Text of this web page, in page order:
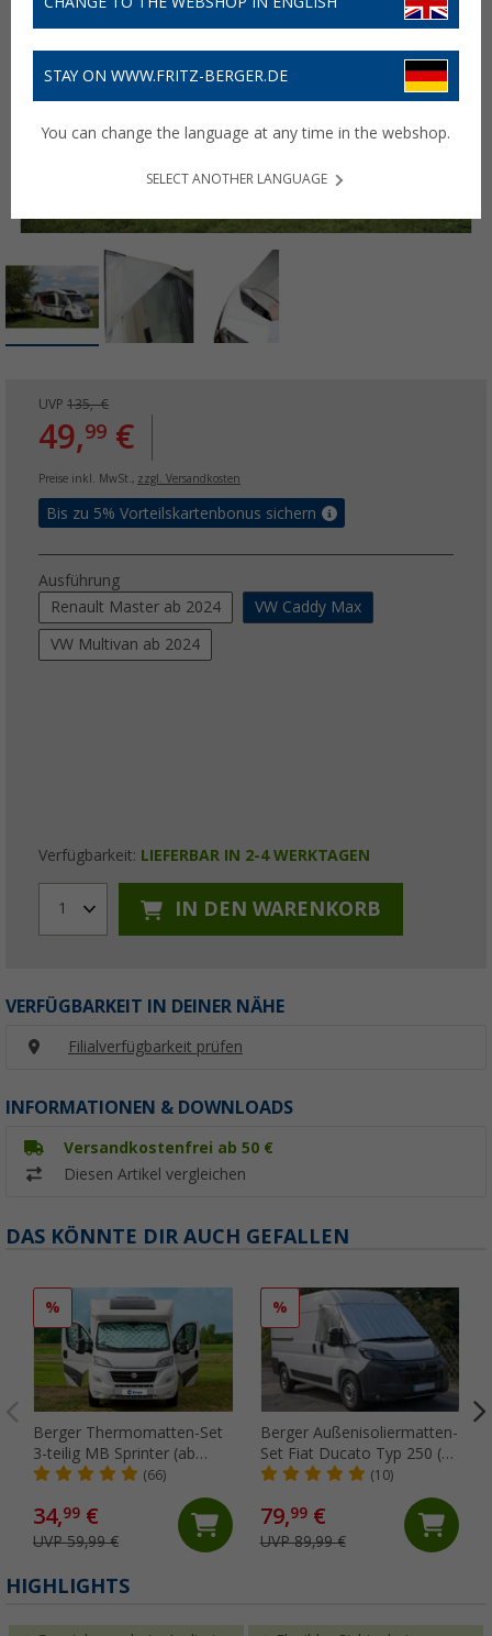
UVP 135,- €
49,99 €
Preise inkl. MwSt., zzgl. Versandkosten
Bis zu 5% Vorteilskartenbonus sichern
Ausführung
Renault Master ab 2024
VW Caddy Max
VW Multivan ab 2024
Verfügbarkeit: LIEFERBAR IN 2-4 WERKTAGEN
1 IN DEN WARENKORB
VERFÜGBARKEIT IN DEINER NÄHE
Filialverfügbarkeit prüfen
INFORMATIONEN & DOWNLOADS
Versandkostenfrei ab 50 €
Diesen Artikel vergleichen
DAS KÖNNTE DIR AUCH GEFALLEN
%
Berger Thermomatten-Set
3-teilig MB Sprinter (ab
05/2014)
(66)
34,99 €
UVP 59,99 €
%
Berger Außenisoliermatten-
Set Fiat Ducato Typ 250 (ab
2006) / 290 (ab 2014)
(10)
79,99€
UVP 89,99 €
HIGHLIGHTS
STAY ON WWW.FRITZ-BERGER.DE
You can change the language at any time in the webshop.
SELECT ANOTHER LANGUAGE